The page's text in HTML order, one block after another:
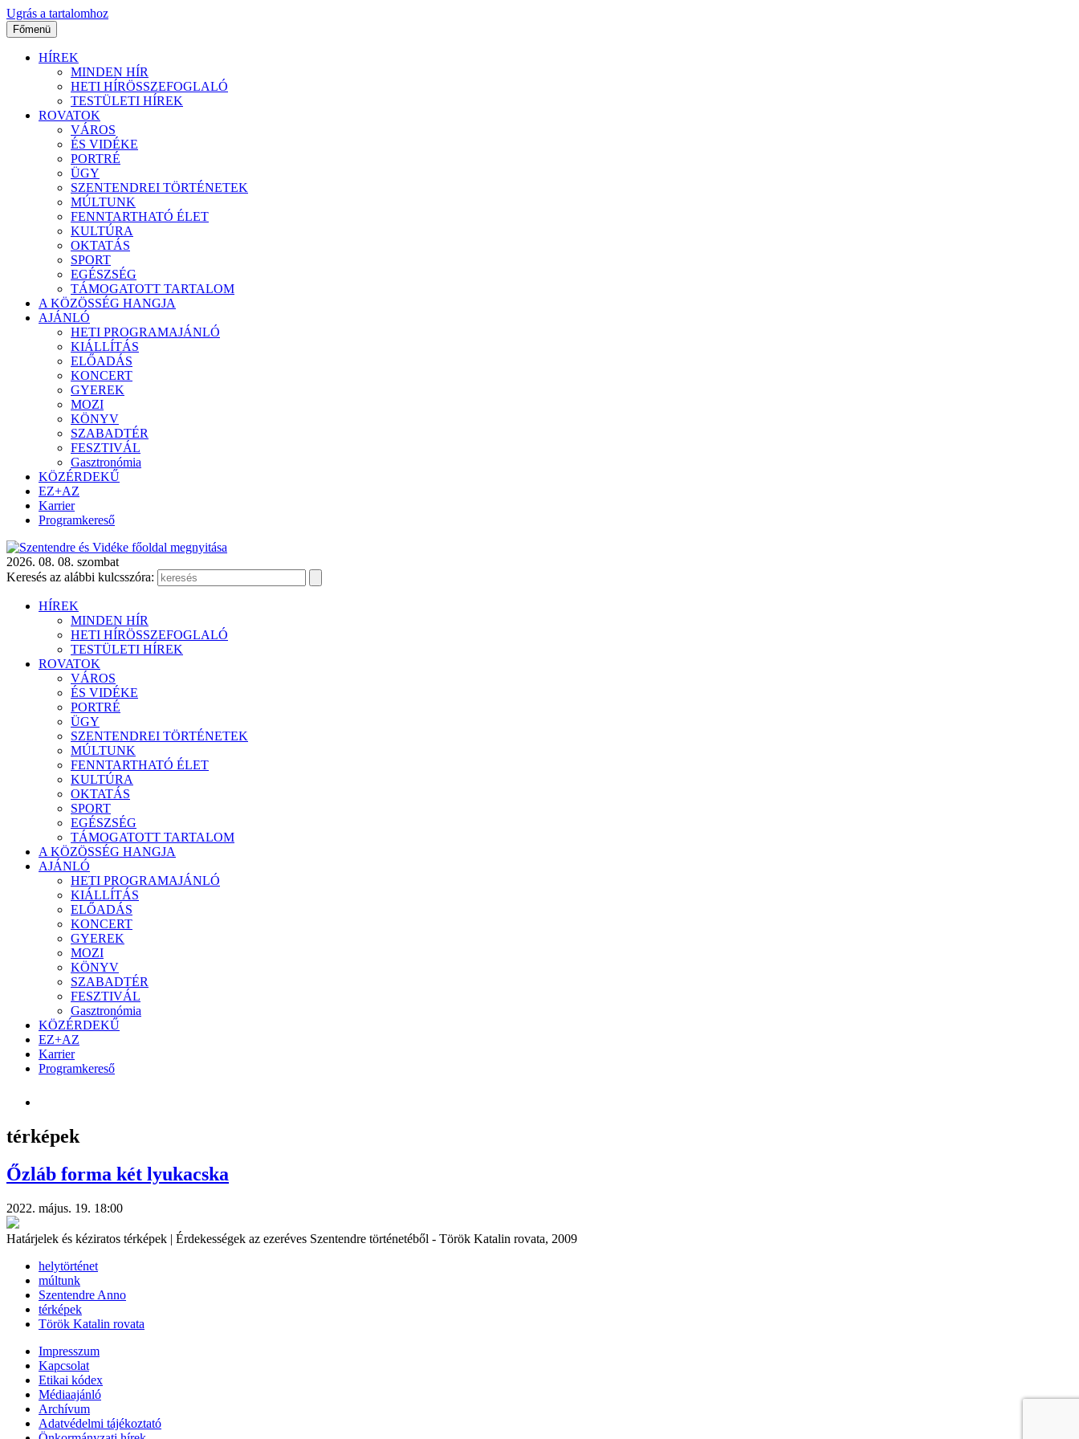
Ugrás a tartalomhoz
Főmenü
HÍREK
MINDEN HÍR
HETI HÍRÖSSZEFOGLALÓ
TESTÜLETI HÍREK
ROVATOK
VÁROS
ÉS VIDÉKE
PORTRÉ
ÜGY
SZENTENDREI TÖRTÉNETEK
MÚLTUNK
FENNTARTHATÓ ÉLET
KULTÚRA
OKTATÁS
SPORT
EGÉSZSÉG
TÁMOGATOTT TARTALOM
A KÖZÖSSÉG HANGJA
AJÁNLÓ
HETI PROGRAMAJÁNLÓ
KIÁLLÍTÁS
ELŐADÁS
KONCERT
GYEREK
MOZI
KÖNYV
SZABADTÉR
FESZTIVÁL
Gasztronómia
KÖZÉRDEKŰ
EZ+AZ
Karrier
Programkereső
2026. 08. 08. szombat
Keresés az alábbi kulcsszóra:
HÍREK
MINDEN HÍR
HETI HÍRÖSSZEFOGLALÓ
TESTÜLETI HÍREK
ROVATOK
VÁROS
ÉS VIDÉKE
PORTRÉ
ÜGY
SZENTENDREI TÖRTÉNETEK
MÚLTUNK
FENNTARTHATÓ ÉLET
KULTÚRA
OKTATÁS
SPORT
EGÉSZSÉG
TÁMOGATOTT TARTALOM
A KÖZÖSSÉG HANGJA
AJÁNLÓ
HETI PROGRAMAJÁNLÓ
KIÁLLÍTÁS
ELŐADÁS
KONCERT
GYEREK
MOZI
KÖNYV
SZABADTÉR
FESZTIVÁL
Gasztronómia
KÖZÉRDEKŰ
EZ+AZ
Karrier
Programkereső
térképek
Őzláb forma két lyukacska
2022. május. 19. 18:00
Határjelek és kéziratos térképek | Érdekességek az ezeréves Szentendre történetéből - Török Katalin rovata, 2009
helytörténet
múltunk
Szentendre Anno
térképek
Török Katalin rovata
Impresszum
Kapcsolat
Etikai kódex
Médiaajánló
Archívum
Adatvédelmi tájékoztató